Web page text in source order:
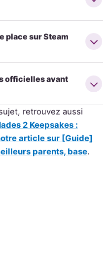
place sur Steam
officielles avant
retrouvez aussi
2 Keepsakes :
article sur [Guide]
parents, base.